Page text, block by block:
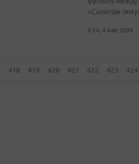
«Салютом-
6:14, 4 мая 2009
418 419 420 421 422 423 424